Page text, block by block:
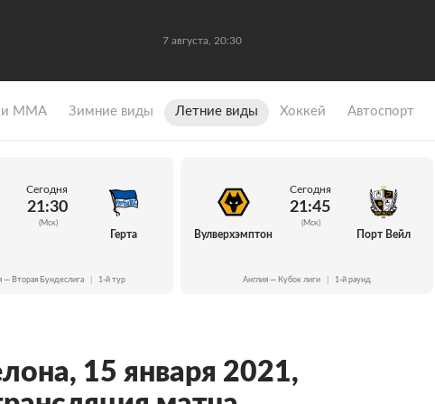
7 августа, 20:30
и ММА Зимние виды Летние виды Хоккей Автоспорт
Сегодня
21:30
(Мск)
Герта
— Вторая Бундеслига 1-й тур
Вулверхэмптон
Сегодня
21:45
(Мск)
Порт Вейл
Англия — Кубок лиги 1-й раунд
15 января 2021,